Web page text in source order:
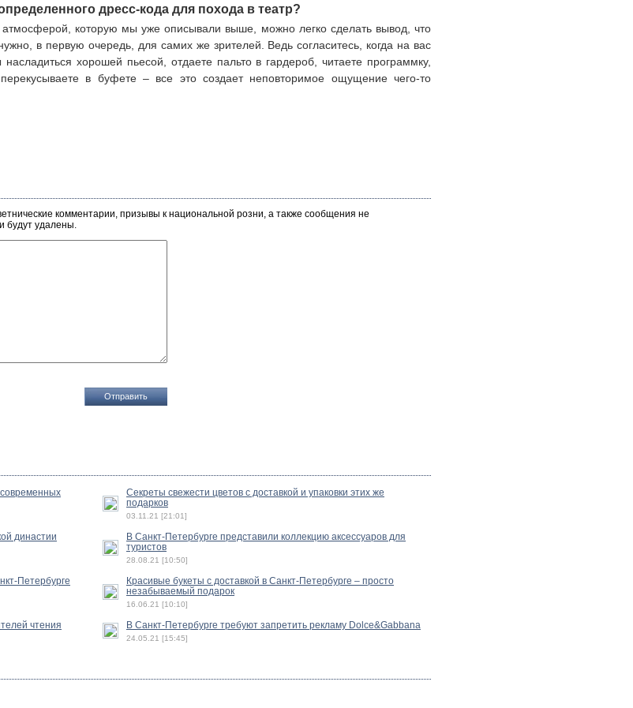
дресс-кода для похода в театр?
атмосферой, которую мы уже описывали выше, можно легко сделать вывод, что
в первую очередь, для самих же зрителей. Ведь согласитесь, когда на вас
хорошей пьесой, отдаете пальто в гардероб, читаете программку,
в буфете – все это создает неповторимое ощущение чего-то
комментарии, призывы к национальной розни, а также сообщения не
будут удалены.
современных
Секреты свежести цветов с доставкой и упаковки этих же
подарков
03.11.21 [21:01]
династии
В Санкт-Петербурге представили коллекцию аксессуаров для
туристов
28.08.21 [10:50]
Петербурге
Красивые букеты с доставкой в Санкт-Петербурге – просто
незабываемый подарок
16.06.21 [10:10]
чтения В Санкт-Петербурге требуют запретить рекламу Dolce&Gabbana
24.05.21 [15:45]